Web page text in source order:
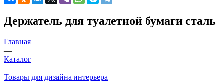
Держатель для туалетной бумаги сталь
Главная
—
Каталог
—
Товары для дизайна интерьера